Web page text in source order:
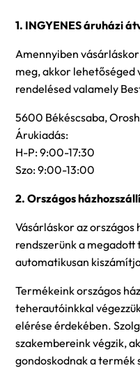
1. INGYENES áruházi
Amennyiben
meg, akkor lehetőséged
rendelésed valamely
5600 Békéscsaba,
Árukiadás:
H-P: 9:00-17:30
Szo: 9:00-13:00
2. Országos
Vásárláskor az
rendszerünk a
automatikusan
Termékeink országos
teherautóinkkal
elérése érdekében.
szakembereink végzik,
gondoskodnak a termék